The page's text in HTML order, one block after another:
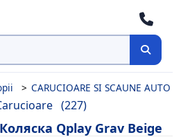
CARUCIOARE SI SCAUNE AUTO
(227)
Qplay Grav Beige